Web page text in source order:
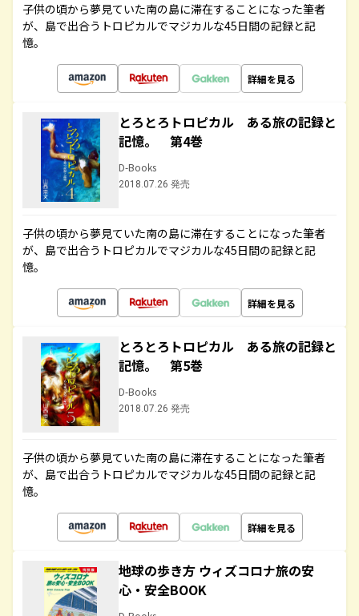
子供の頃から夢見ていた南の島に滞在することになった筆者
が、島で出合うトロピカルでマジカルな45日間の記録と記
憶。
詳細を見る
とろとろトロピカル ある旅の記録と
記憶。 第4巻
D-Books
2018.07.26 発売
子供の頃から夢見ていた南の島に滞在することになった筆者
が、島で出合うトロピカルでマジカルな45日間の記録と記
憶。
詳細を見る
とろとろトロピカル ある旅の記録と
記憶。 第5巻
D-Books
2018.07.26 発売
子供の頃から夢見ていた南の島に滞在することになった筆者
が、島で出合うトロピカルでマジカルな45日間の記録と記
憶。
詳細を見る
地球の歩き方 ウィズコロナ旅の安
心・安全BOOK